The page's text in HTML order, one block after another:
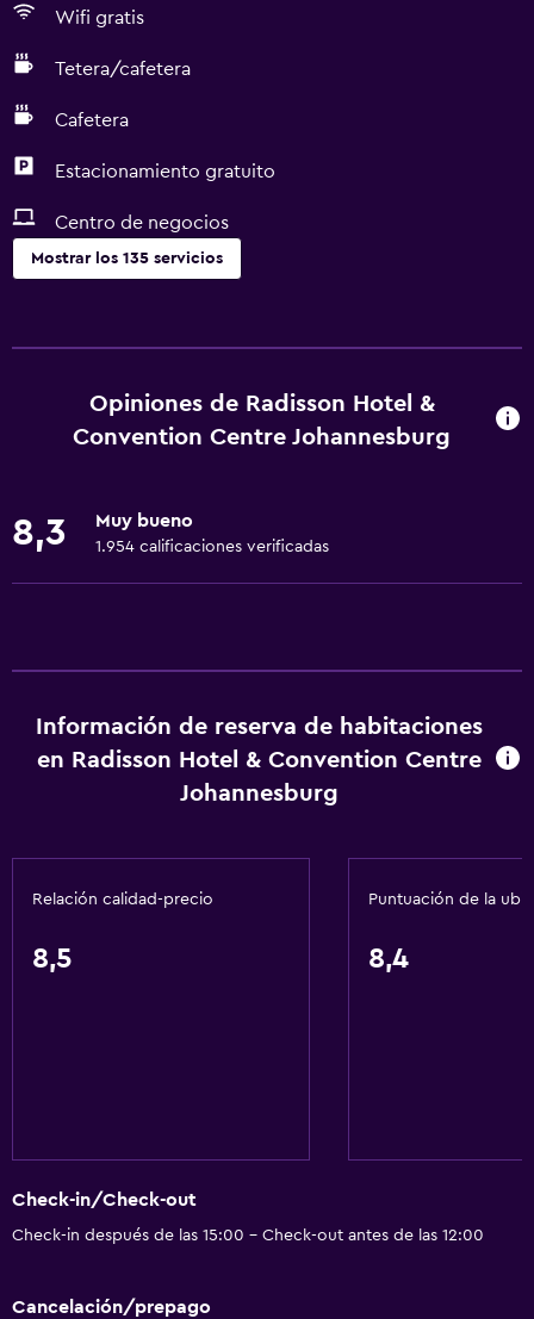
Wifi gratis
Tetera/cafetera
Cafetera
Estacionamiento gratuito
Centro de negocios
Mostrar los 135 servicios
Unidad accesible para personas en silla de ruedas
Hipoalergénico
Lavabo bajo
Áreas designadas para fumadores
Habitaciones para no fumadores disponibles
Silla para ducha
Ascensor disponible
Plantas superiores accesibles por ascensor
Lavavajillas
Opiniones de Radisson Hotel &
Convention Centre Johannesburg
8,3 Muy bueno
1.954 calificaciones verificadas
Información de reserva de habitaciones
en Radisson Hotel & Convention Centre
Johannesburg
Relación calidad-precio
8,5
Puntuación de la
8,4
Check-in/Check-out
Check-in después de las 15:00 - Check-out antes de las 12:00
Cancelación/prepago